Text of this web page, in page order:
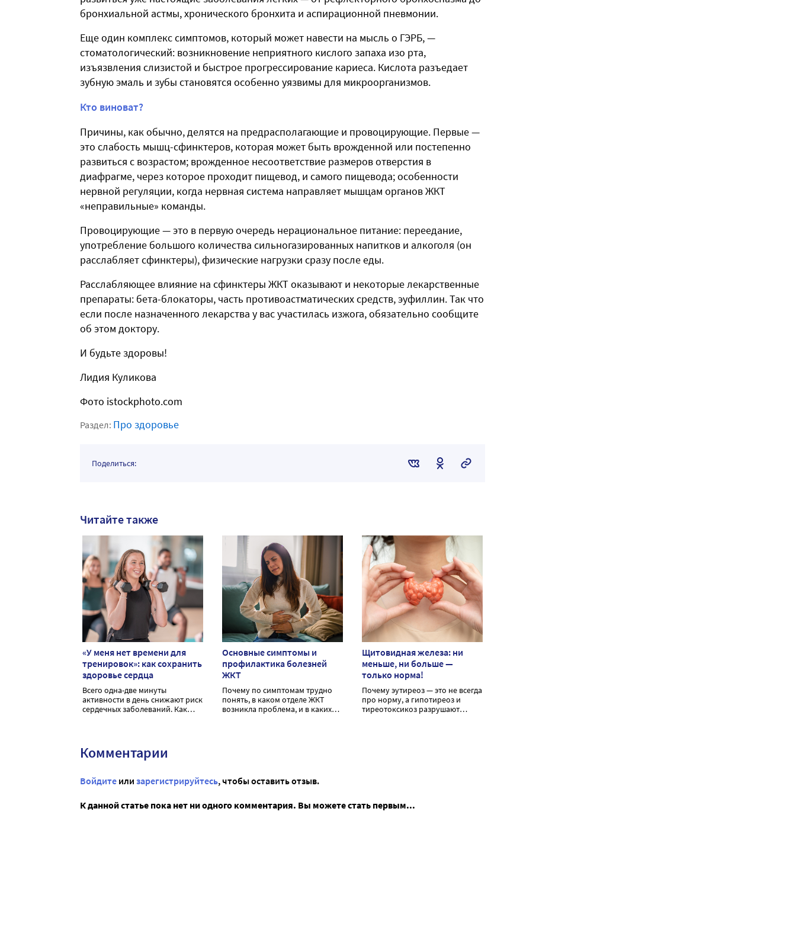
бронхиальной астмы, хронического бронхита и аспирационной пневмонии.
Еще один комплекс симптомов, который может навести на мысль о ГЭРБ, —
стоматологический: возникновение неприятного кислого запаха изо рта,
изъязвления слизистой и быстрое прогрессирование кариеса. Кислота разъедает
зубную эмаль и зубы становятся особенно уязвимы для микроорганизмов.
Кто виноват?
Причины, как обычно, делятся на предрасполагающие и провоцирующие. Первые —
это слабость мышц-сфинктеров, которая может быть врожденной или постепенно
развиться с возрастом; врожденное несоответствие размеров отверстия в
диафрагме, через которое проходит пищевод, и самого пищевода; особенности
нервной регуляции, когда нервная система направляет мышцам органов ЖКТ
«неправильные» команды.
Провоцирующие — это в первую очередь нерациональное питание: переедание,
употребление большого количества сильногазированных напитков и алкоголя (он
расслабляет сфинктеры), физические нагрузки сразу после еды.
Расслабляющее влияние на сфинктеры ЖКТ оказывают и некоторые лекарственные
препараты: бета-блокаторы, часть противоастматических средств, эуфиллин. Так что
если после назначенного лекарства у вас участилась изжога, обязательно сообщите
об этом доктору.
И будьте здоровы!
Лидия Куликова
Фото istockphoto.com
Раздел: Про здоровье
Поделиться:
Читайте также
«У меня нет времени для
тренировок»: как сохранить
здоровье сердца
Всего одна-две минуты
активности в день снижают риск
сердечных заболеваний. Как
Основные симптомы и
профилактика болезней
ЖКТ
Почему по симптомам трудно
понять, в каком отделе ЖКТ
возникла проблема, и в каких
Щитовидная железа: ни
меньше, ни больше —
только норма!
Почему эутиреоз — это не всегда
про норму, а гипотиреоз и
тиреотоксикоз разрушают
Комментарии
Войдите или зарегистрируйтесь, чтобы оставить отзыв.
К данной статье пока нет ни одного комментария. Вы можете стать первым...